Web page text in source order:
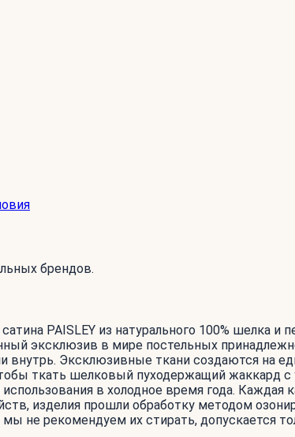
брендов.
PAISLEY из натурального 100% шелка
эксклюзив в мире постельных
внутрь. Эксклюзивные ткани создаются на
ткать шелковый пуходержащий жаккард
в холодное время года.
изделия прошли обработку методом
не рекомендуем их стирать, допускается